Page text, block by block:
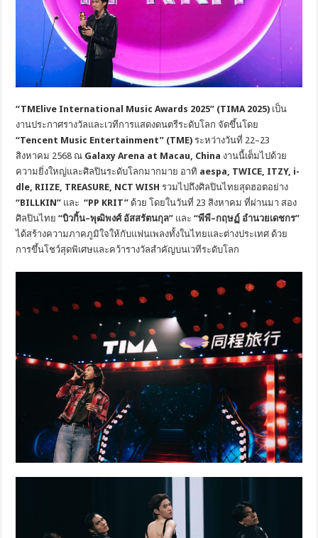
“TMElive International Music Awards 2025” (TIMA 2025) เป็น
งานประกาศรางวัลและเวทีการแสดงดนตรีระดับโลก จัดขึ้นโดย
“Tencent Music Entertainment” (TME) ระหว่างวันที่ 22–23
สิงหาคม 2568 ณ Galaxy Arena at Macau, China งานนี้เต็มไปด้วย
ความยิ่งใหญ่และศิลปินระดับโลกมากมาย อาทิ aespa, TWICE, ITZY, i-
dle, RIIZE, TREASURE, NCT WISHรวมไปถึงศิลปินไทยสุดฮอตอย่าง
“BILLKIN” และ“PP KRIT” ด้วย โดยในวันที่ 23 สิงหาคม ที่ผ่านมา สอง
ศิลปินไทย“บิวกิ้น–พุฒิพงศ์ อัสสรัตนกุล” และ“พีพี–กฤษฏ์ อำนวยเดชกร”
ได้สร้างความภาคภูมิใจให้กับแฟนเพลงทั้งในไทยและต่างประเทศ ด้วย
การขึ้นโชว์สุดพิเศษและคว้ารางวัลสำคัญบนเวทีระดับโลก